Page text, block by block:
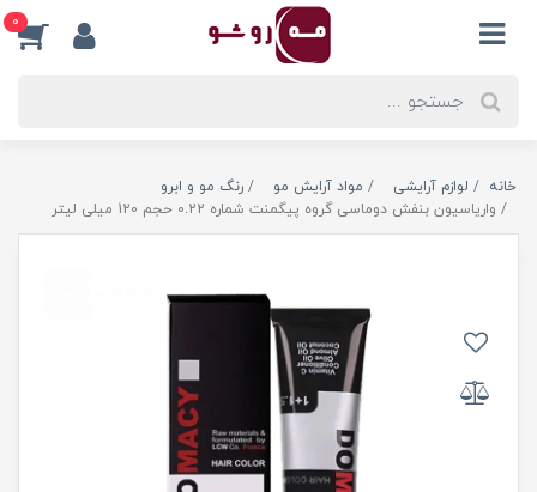
0
خانه لوازم آرایشی مواد آرایش مو
رنگ مو و ابرو
واریاسیون بنفش دوماسی گروه پیگمنت شماره 0.22 حجم 120 میلی لیتر